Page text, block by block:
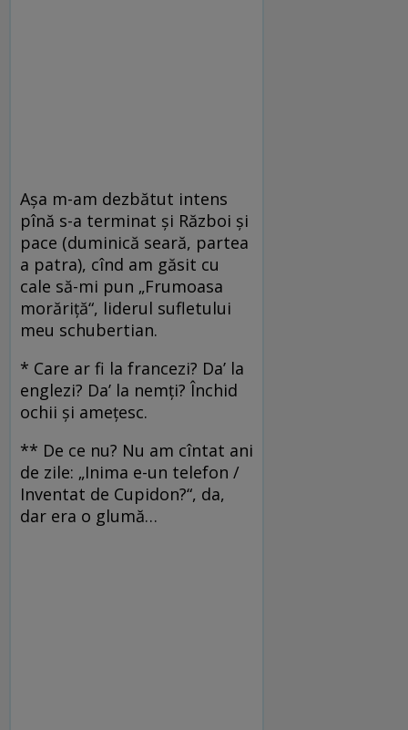
Aşa m-am dezbătut intens
pînă s-a terminat şi Război şi
pace (duminică seară, partea
a patra), cînd am găsit cu
cale să-mi pun „Frumoasa
morăriţă“, liderul sufletului
meu schubertian.
* Care ar fi la francezi? Da’ la
englezi? Da’ la nemţi? Închid
ochii şi ameţesc.
** De ce nu? Nu am cîntat ani
de zile: „Inima e-un telefon /
Inventat de Cupidon?“, da,
dar era o glumă…